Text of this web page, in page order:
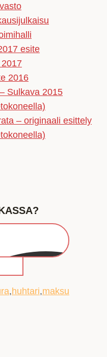
esite
2016
Sulkava 2015
– originaali esittely
huhtari maksu